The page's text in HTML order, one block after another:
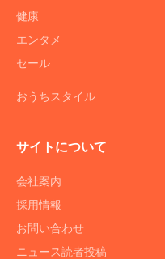
健康
エンタメ
セール
おうちスタイル
サイトについて
会社案内
採用情報
お問い合わせ
ニュース読者投稿